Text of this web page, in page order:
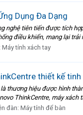
Dụng Đa Dạng
nghệ tiên tiến được tích
điều khiển, mang lại trải
Máy tính xách tay
thiết kế
thương hiệu được hình
ThinkCentre, máy xách
đàn:Máy tính để bàn